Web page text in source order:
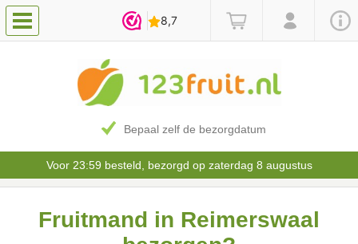
Bepaal zelf de bezorgdatum
Voor 23:59 besteld, bezorgd op zaterdag 8 augustus
Fruitmand in Reimerswaal